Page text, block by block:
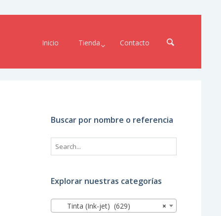
Inicio Tienda Contacto
Buscar por nombre o referencia
Explorar nuestras categorías
×
Tinta (Ink-jet) (629)